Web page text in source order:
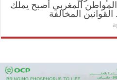
المغربي أصبح يملك
المخالفة